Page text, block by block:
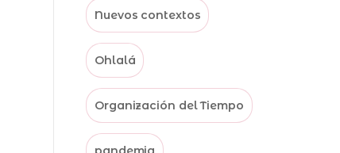
Nuevos contextos
Ohlalá
Organización del Tiempo